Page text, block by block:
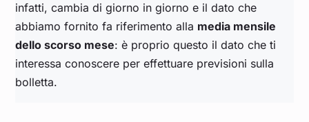
infatti, cambia di giorno in giorno e il dato che
abbiamo fornito fa riferimento alla media mensile
dello scorso mese: è proprio questo il dato che ti
interessa conoscere per effettuare previsioni sulla
bolletta.